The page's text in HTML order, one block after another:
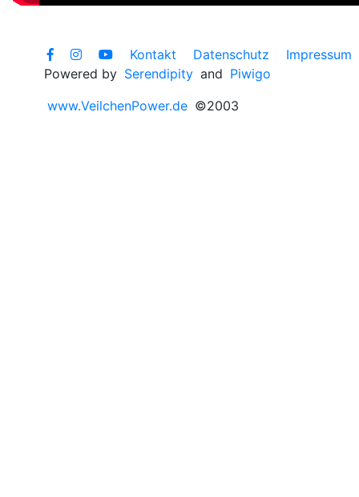
Kontakt Datenschutz
Impressum
Powered by Serendipity and Piwigo
www.VeilchenPower.de ©2003